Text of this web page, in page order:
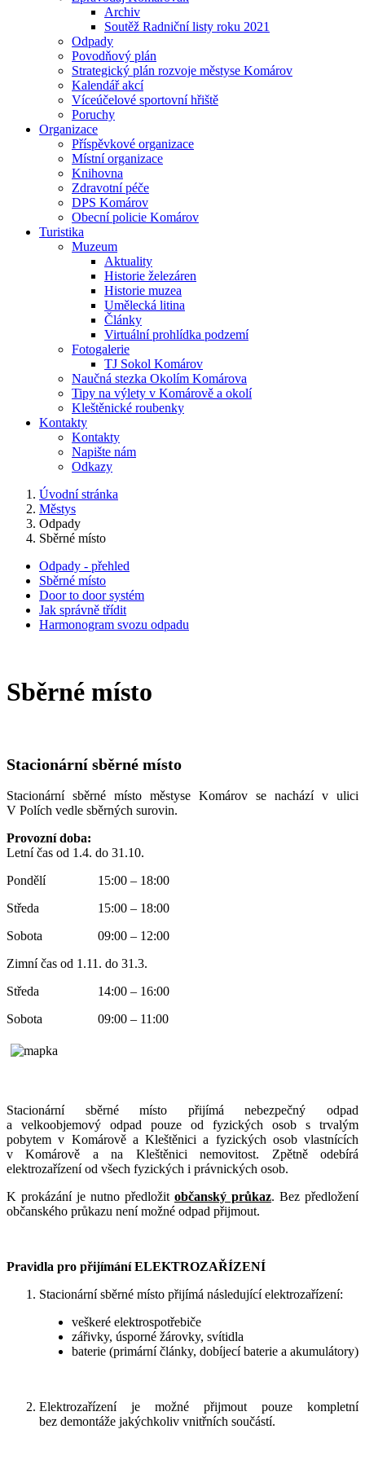
Archiv
Soutěž Radniční listy roku 2021
Odpady
Povodňový plán
Strategický plán rozvoje městyse Komárov
Kalendář akcí
Víceúčelové sportovní hřiště
Poruchy
Organizace
Příspěvkové organizace
Místní organizace
Knihovna
Zdravotní péče
DPS Komárov
Obecní policie Komárov
Turistika
Muzeum
Aktuality
Historie železáren
Historie muzea
Umělecká litina
Články
Virtuální prohlídka podzemí
Fotogalerie
TJ Sokol Komárov
Naučná stezka Okolím Komárova
Tipy na výlety v Komárově a okolí
Kleštěnické roubenky
Kontakty
Kontakty
Napište nám
Odkazy
Úvodní stránka
Městys
Odpady
Sběrné místo
Odpady - přehled
Sběrné místo
Door to door systém
Jak správně třídit
Harmonogram svozu odpadu
Sběrné místo
Stacionární sběrné místo
Stacionární sběrné místo městyse Komárov se nachází v ulici
V Polích vedle sběrných surovin.
Provozní doba:
Letní čas od 1.4. do 31.10.
Pondělí 15:00 – 18:00
Středa 15:00 – 18:00
Sobota 09:00 – 12:00
Zimní čas od 1.11. do 31.3.
Středa 14:00 – 16:00
Sobota 09:00 – 11:00
Stacionární sběrné místo přijímá nebezpečný odpad
a velkoobjemový odpad pouze od fyzických osob s trvalým
pobytem v Komárově a Kleštěnici a fyzických osob vlastnících
v Komárově a na Kleštěnici nemovitost. Zpětně odebírá
elektrozařízení od všech fyzických i právnických osob.
K prokázání je nutno předložit občanský průkaz. Bez předložení
občanského průkazu není možné odpad přijmout.
Pravidla pro přijímání ELEKTROZAŘÍZENÍ
Stacionární sběrné místo přijímá následující elektrozařízení:
veškeré elektrospotřebiče
zářivky, úsporné žárovky, svítidla
baterie (primární články, dobíjecí baterie a akumulátory)
Elektrozařízení je možné přijmout pouze kompletní
bez demontáže jakýchkoliv vnitřních součástí.